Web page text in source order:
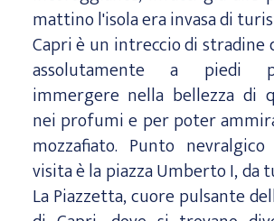
mattino l'isola era invasa di
Capri è un intreccio di stradine
assolutamente a piedi
immergere nella bellezza di
nei profumi e per poter
mozzafiato. Punto
visita è la piazza Umberto I,
La Piazzetta, cuore pulsante